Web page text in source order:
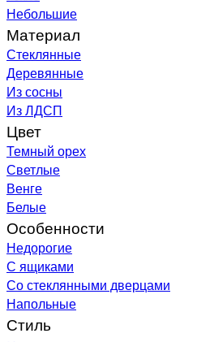
Небольшие
Материал
Стеклянные
Деревянные
Из сосны
Из ЛДСП
Цвет
Темный орех
Светлые
Венге
Белые
Особенности
Недорогие
С ящиками
Со стеклянными дверцами
Напольные
Стиль